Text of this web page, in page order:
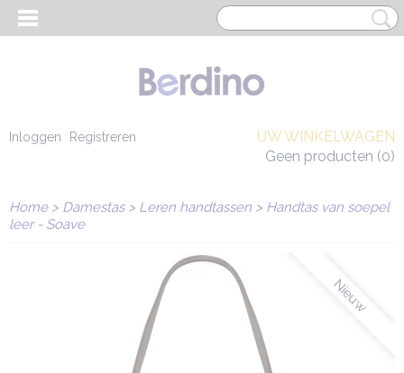
Inloggen Registreren
UW WINKELWAGEN
Geen producten (0)
Home> Damestas> Leren handtassen > Handtas van soepel
leer - Soave
Nieuw